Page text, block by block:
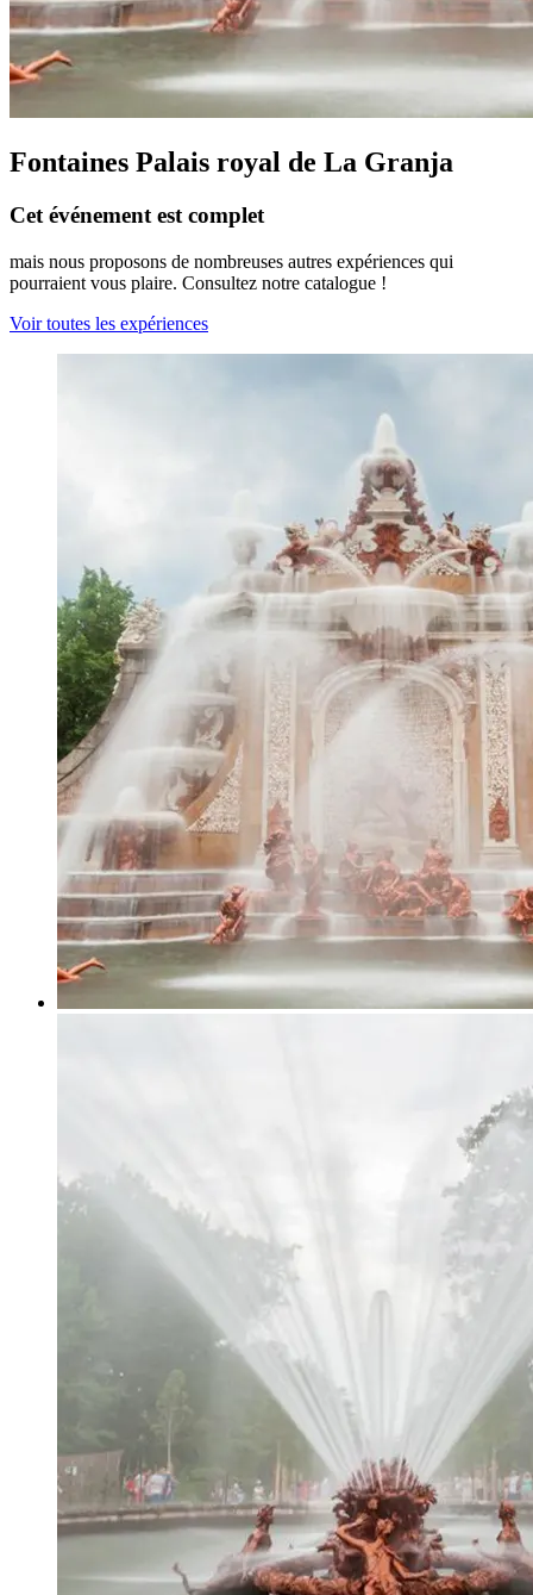
Fontaines Palais royal de La Granja
Cet événement est complet
mais nous proposons de nombreuses autres expériences qui
pourraient vous plaire. Consultez notre catalogue !
Voir toutes les expériences